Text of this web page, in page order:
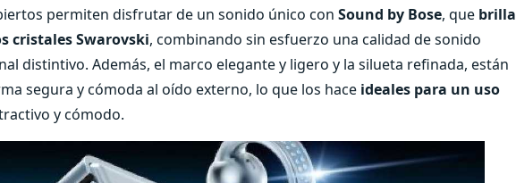
permiten disfrutar de un sonido único con Sound by Bose, que brilla
cristales Swarovski, combinando sin esfuerzo una calidad de sonido
distintivo. Además, el marco elegante y ligero y la silueta refinada, están
segura y cómoda al oído externo, lo que los hace ideales para un uso
y cómodo.